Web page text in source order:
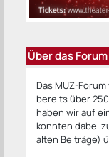
Über das Forum
Das MUZ-
bereits über
haben wir auf
konnten dabei
alten Beiträge)